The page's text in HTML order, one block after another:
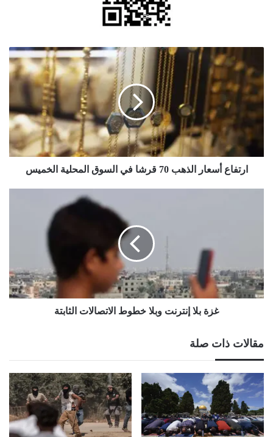
أسعار
الذهب
70
قرشا
في
السوق
المحلية
الخميس
ارتفاع أسعار الذهب 70 قرشا في السوق المحلية الخميس
الثابتة
غزة بلا إنترنت وبلا خطوط الاتصالات الثابتة
مقالات ذات صلة